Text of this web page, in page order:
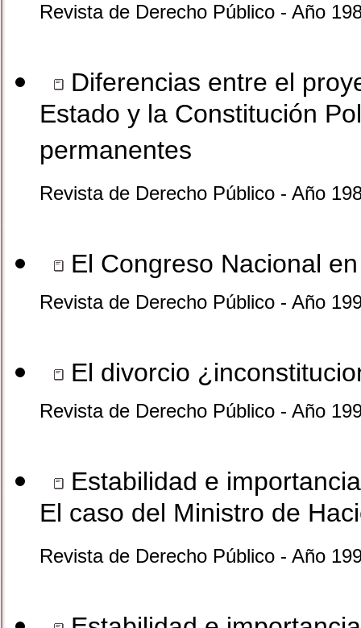
Revista de Derecho Público - Año
Diferencias entre el
Estado y la Constitución
permanentes
Revista de Derecho Público - Año
El Congreso Nacional
Revista de Derecho Público - Año
El divorcio
Revista de Derecho Público - Año
Estabilidad e
El caso del Ministro de
Revista de Derecho Público - Año